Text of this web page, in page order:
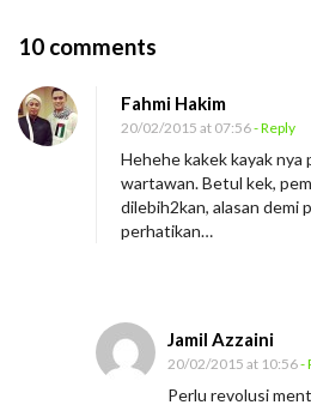
10 comments
D
r
i
B
B
H
Fahmi Hakim
20/02/2015 at 07:56- Reply
Hehehe kakek kayak nya
wartawan. Betul kek,
dilebih2kan, alasan demi
perhatikan…
Jamil Azzaini
20/02/2015 at 10:56-
Perlu revolusi